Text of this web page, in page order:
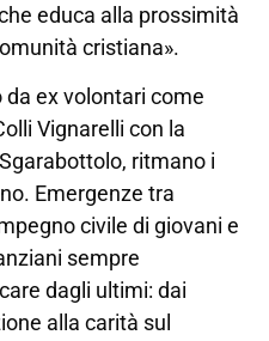
educa alla prossimità
cristiana».
da ex volontari come
Vignarelli con la
ritmano i
Emergenze tra
civile di giovani e
sempre
dagli ultimi: dai
alla carità sul